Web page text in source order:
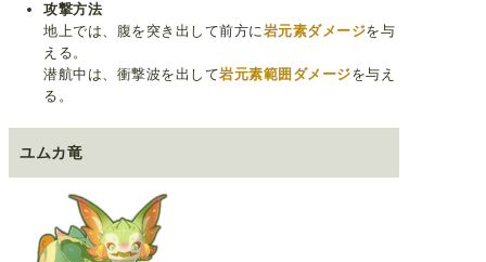
攻撃方法
地上では、腹を突き出して前方に岩元素ダメージを与
える。
潜航中は、衝撃波を出して岩元素範囲ダメージを与え
る。
ユムカ竜